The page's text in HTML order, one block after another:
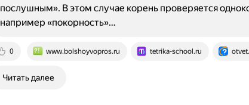
0 www.bolshoyvopros.ru tetrika-school.ru
послушным». В этом случае корень проверяется
например «покорность»…
Читать далее